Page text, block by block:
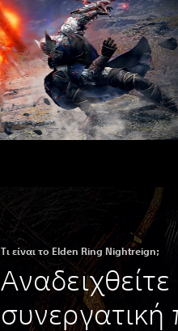
Τι είναι το Elden Ring Nightreign;
συνεργατική